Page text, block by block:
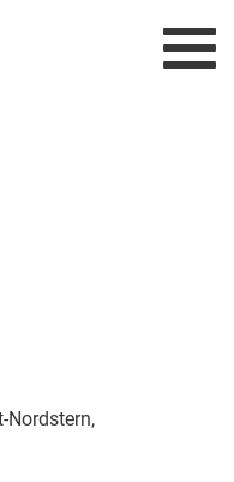
Nordstern,